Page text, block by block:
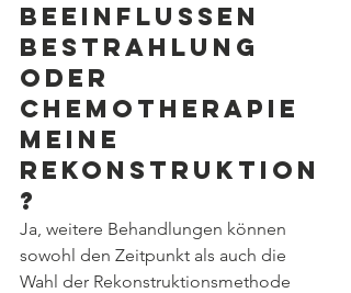
Beeinflussen
Bestrahlung
oder
Chemotherapie
meine
Rekonstruktion
?
Ja, weitere Behandlungen können
sowohl den Zeitpunkt als auch die
Wahl der Rekonstruktionsmethode